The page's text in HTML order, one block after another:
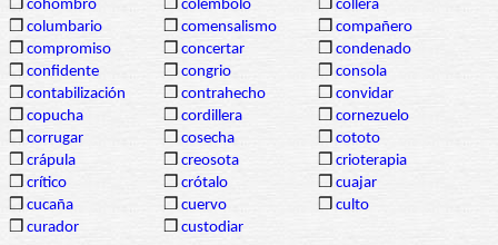
❒ cohombro ❒ colémbolo ❒ collera
❒ columbario ❒ comensalismo ❒ compañero
❒ compromiso ❒ concertar ❒ condenado
❒ confidente ❒ congrio ❒ consola
❒ contabilización ❒ contrahecho ❒ convidar
❒ copucha ❒ cordillera ❒ cornezuelo
❒ corrugar ❒ cosecha ❒ cototo
❒ crápula ❒ creosota ❒ crioterapia
❒ crítico ❒ crótalo ❒ cuajar
❒ cucaña ❒ cuervo ❒ culto
❒ curador ❒ custodiar